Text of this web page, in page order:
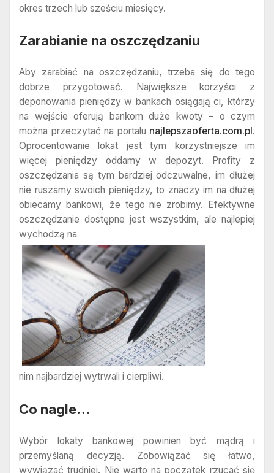
okres trzech lub sześciu miesięcy.
Zarabianie na oszczędzaniu
Aby zarabiać na oszczędzaniu, trzeba się do tego
dobrze przygotować. Największe korzyści z
deponowania pieniędzy w bankach osiągają ci, którzy
na wejście oferują bankom duże kwoty – o czym
można przeczytać na portalu najlepszaoferta.com.pl .
Oprocentowanie lokat jest tym korzystniejsze im
więcej pieniędzy oddamy w depozyt. Profity z
oszczędzania są tym bardziej odczuwalne, im dłużej
nie ruszamy swoich pieniędzy, to znaczy im na dłużej
obiecamy bankowi, że tego nie zrobimy. Efektywne
oszczędzanie dostępne jest wszystkim, ale najlepiej
wychodzą na
nim najbardziej wytrwali i cierpliwi.
Co nagle…
Wybór lokaty bankowej powinien być mądrą i
przemyślaną decyzją. Zobowiązać się łatwo,
wywiązać trudniej. Nie warto na początek rzucać się